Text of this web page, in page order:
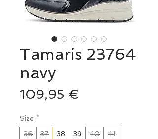
Tamaris 23764
navy
109,95 €
Size *
36
37 38 39 40 41